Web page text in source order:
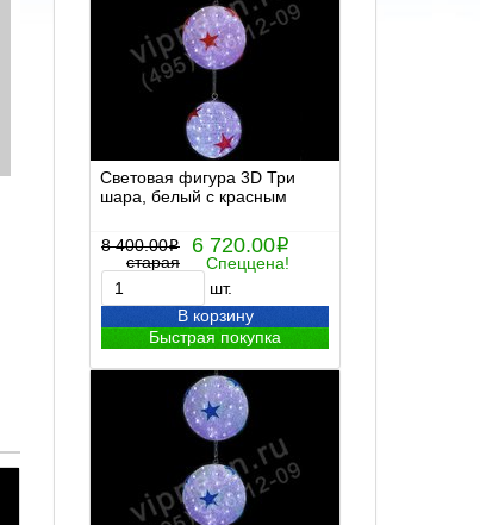
Световая фигура 3D Три
шара, белый с красным
8 400.00i
старая
6 720.00i
Спеццена!
шт.
В корзину
Быстрая покупка